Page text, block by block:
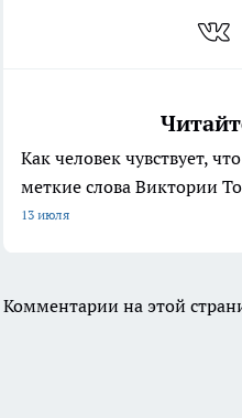
Как человек чувствует,
меткие слова Виктории
13 июля
Комментарии на этой